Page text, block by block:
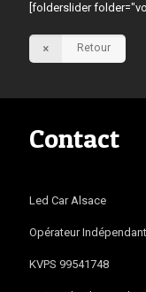
[folderslider
Retour
Contact
Led Car Alsace
Opérateur
KVPS 99541748